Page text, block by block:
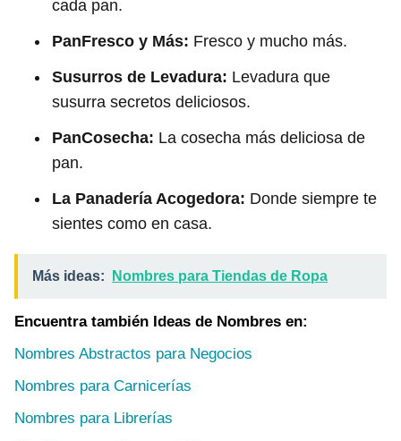
cada pan.
PanFresco y Más: Fresco y mucho más.
Susurros de Levadura: Levadura que
susurra secretos deliciosos.
PanCosecha: La cosecha más deliciosa de
pan.
La Panadería Acogedora: Donde siempre te
sientes como en casa.
Más ideas: Nombres para Tiendas de Ropa
Encuentra también Ideas de Nombres en:
Nombres Abstractos para Negocios
Nombres para Carnicerías
Nombres para Librerías